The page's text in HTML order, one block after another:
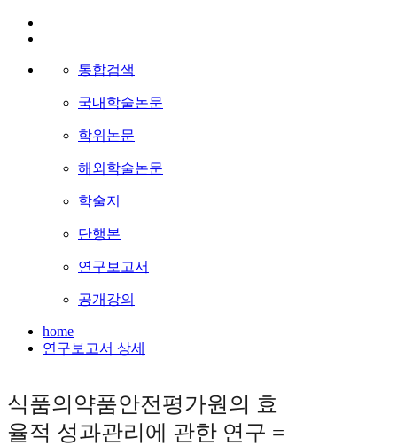
통합검색
국내학술논문
학위논문
해외학술논문
학술지
단행본
연구보고서
공개강의
home
연구보고서 상세
식품의약품안전평가원의 효
율적 성과관리에 관한 연구 =